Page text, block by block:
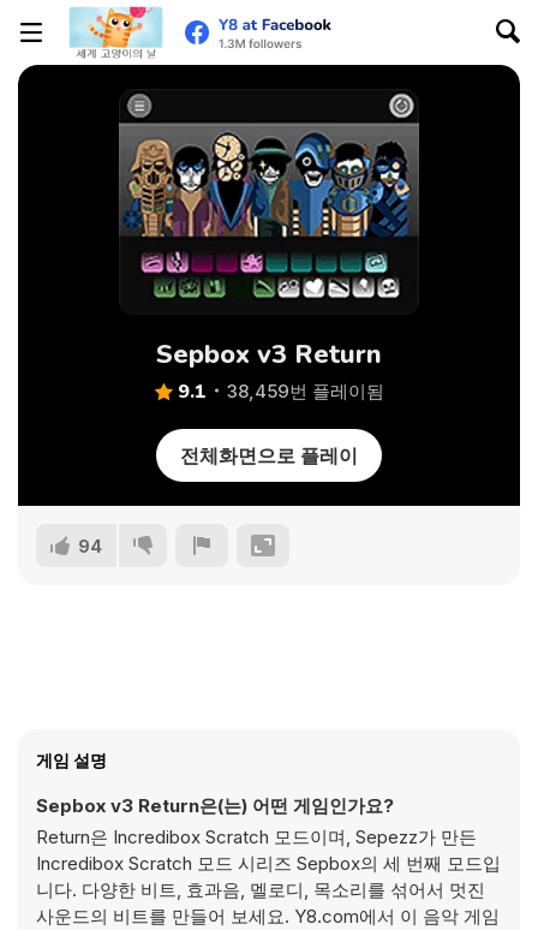
Sepbox v3 Return
9.1 38,459번 플레이됨
전체화면으로 플레이
94
게임 설명
Sepbox v3 Return은(는) 어떤 게임인가요?
Return은 Incredibox Scratch 모드이며, Sepezz가 만든
Incredibox Scratch 모드 시리즈 Sepbox의 세 번째 모드입
니다. 다양한 비트, 효과음, 멜로디, 목소리를 섞어서 멋진
사운드의 비트를 만들어 보세요. Y8.com에서 이 음악 게임